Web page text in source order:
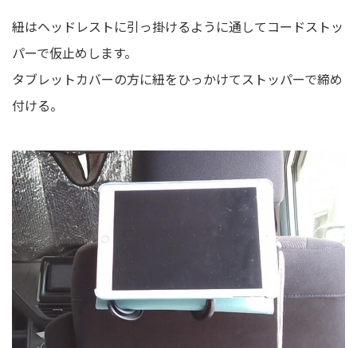
紐はヘッドレストに引っ掛けるように通してコードストッ
パーで仮止めします。
タブレットカバーの方に紐をひっかけてストッパーで締め
付ける。